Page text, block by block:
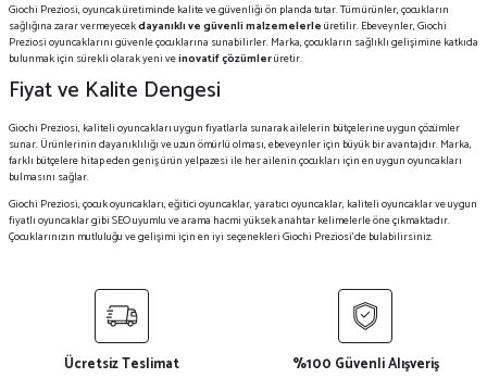
Giochi Preziosi, oyuncak üretiminde kalite ve güvenliği ön planda tutar. Tüm ürünler, çocukların
sağlığına zarar vermeyecekdayanıklı ve güvenli malzemelerleüretilir. Ebeveynler, Giochi
Preziosi oyuncaklarını güvenle çocuklarına sunabilirler. Marka, çocukların sağlıklı gelişimine katkıda
bulunmak için sürekli olarak yeni veinovatif çözümlerüretir.
Fiyat ve Kalite Dengesi
Giochi Preziosi, kaliteli oyuncakları uygun fiyatlarla sunarak ailelerin bütçelerine uygun çözümler
sunar. Ürünlerinin dayanıklılığı ve uzun ömürlü olması, ebeveynler için büyük bir avantajdır. Marka,
farklı bütçelere hitap eden geniş ürün yelpazesi ile her ailenin çocukları için en uygun oyuncakları
bulmasını sağlar.
Giochi Preziosi, çocuk oyuncakları, eğitici oyuncaklar, yaratıcı oyuncaklar, kaliteli oyuncaklar ve uygun
fiyatlı oyuncaklar gibi SEO uyumlu ve arama hacmi yüksek anahtar kelimelerle öne çıkmaktadır.
Çocuklarınızın mutluluğu ve gelişimi için en iyi seçenekleri Giochi Preziosi'de bulabilirsiniz.
Ücretsiz Teslimat %100 Güvenli Alışveriş